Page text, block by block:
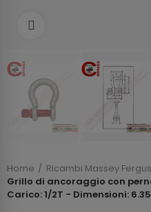
Home Ricambi Massey
Grillo di ancoraggio con
Carico: 1/2T - Dimensioni: